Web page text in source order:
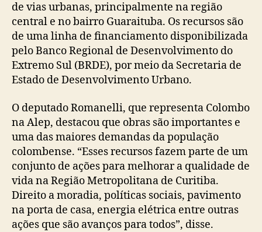
de vias urbanas, principalmente na região
central e no bairro Guaraituba. Os recursos são
de uma linha de financiamento disponibilizada
pelo Banco Regional de Desenvolvimento do
Extremo Sul (BRDE), por meio da Secretaria de
Estado de Desenvolvimento Urbano.
O deputado Romanelli, que representa Colombo
na Alep, destacou que obras são importantes e
uma das maiores demandas da população
colombense. “Esses recursos fazem parte de um
conjunto de ações para melhorar a qualidade de
vida na Região Metropolitana de Curitiba.
Direito a moradia, políticas sociais, pavimento
na porta de casa, energia elétrica entre outras
ações que são avanços para todos”, disse.